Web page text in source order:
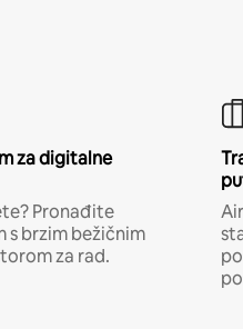
za digitalne
Pronađite
s brzim bežičnim
za rad.